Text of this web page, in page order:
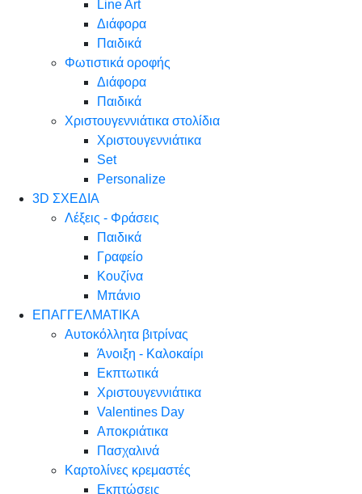
Line Art
Διάφορα
Παιδικά
Φωτιστικά οροφής
Διάφορα
Παιδικά
Χριστουγεννιάτικα στολίδια
Χριστουγεννιάτικα
Set
Personalize
3D ΣΧΕΔΙΑ
Λέξεις - Φράσεις
Παιδικά
Γραφείο
Κουζίνα
Μπάνιο
ΕΠΑΓΓΕΛΜΑΤΙΚΑ
Αυτοκόλλητα βιτρίνας
Άνοιξη - Καλοκαίρι
Εκπτωτικά
Χριστουγεννιάτικα
Valentines Day
Αποκριάτικα
Πασχαλινά
Καρτολίνες κρεμαστές
Εκπτώσεις